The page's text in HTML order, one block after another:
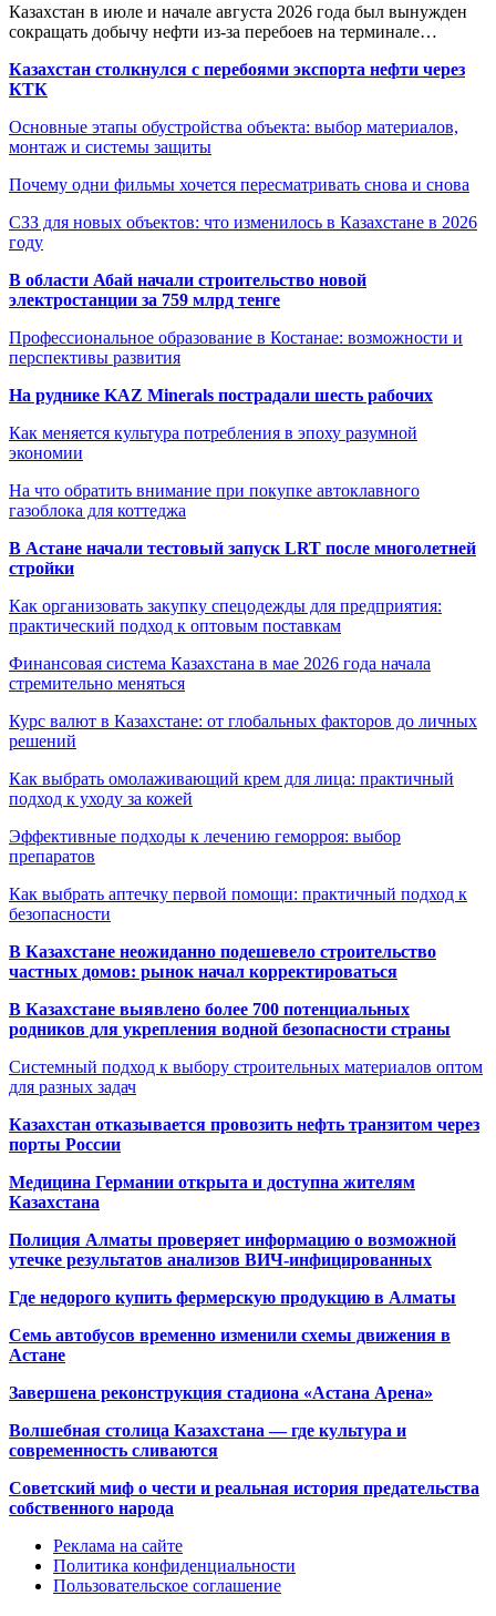
Казахстан в июле и начале августа 2026 года был вынужден
сокращать добычу нефти из-за перебоев на терминале…
Казахстан столкнулся с перебоями экспорта нефти через
КТК
Основные этапы обустройства объекта: выбор материалов,
монтаж и системы защиты
Почему одни фильмы хочется пересматривать снова и снова
СЗЗ для новых объектов: что изменилось в Казахстане в 2026
году
В области Абай начали строительство новой
электростанции за 759 млрд тенге
Профессиональное образование в Костанае: возможности и
перспективы развития
На руднике KAZ Minerals пострадали шесть рабочих
Как меняется культура потребления в эпоху разумной
экономии
На что обратить внимание при покупке автоклавного
газоблока для коттеджа
В Астане начали тестовый запуск LRT после многолетней
стройки
Как организовать закупку спецодежды для предприятия:
практический подход к оптовым поставкам
Финансовая система Казахстана в мае 2026 года начала
стремительно меняться
Курс валют в Казахстане: от глобальных факторов до личных
решений
Как выбрать омолаживающий крем для лица: практичный
подход к уходу за кожей
Эффективные подходы к лечению геморроя: выбор
препаратов
Как выбрать аптечку первой помощи: практичный подход к
безопасности
В Казахстане неожиданно подешевело строительство
частных домов: рынок начал корректироваться
В Казахстане выявлено более 700 потенциальных
родников для укрепления водной безопасности страны
Системный подход к выбору строительных материалов оптом
для разных задач
Казахстан отказывается провозить нефть транзитом через
порты России
Медицина Германии открыта и доступна жителям
Казахстана
Полиция Алматы проверяет информацию о возможной
утечке результатов анализов ВИЧ-инфицированных
Где недорого купить фермерскую продукцию в Алматы
Семь автобусов временно изменили схемы движения в
Астане
Завершена реконструкция стадиона «Астана Арена»
Волшебная столица Казахстана — где культура и
современность сливаются
Советский миф о чести и реальная история предательства
собственного народа
Реклама на сайте
Политика конфиденциальности
Пользовательское соглашение